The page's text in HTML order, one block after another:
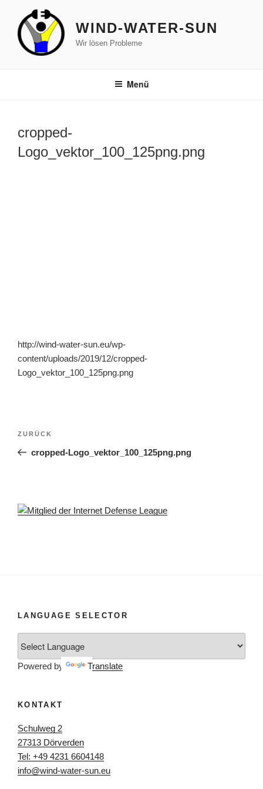
springen
WIND-WATER-SUN
Wir lösen Probleme
Menü
cropped-
Logo_vektor_100_125png.png
http://wind-water-sun.eu/wp-
content/uploads/2019/12/cropped-
Logo_vektor_100_125png.png
Beitragsnavigation
Vorheriger
Beitrag
ZURÜCK
cropped-Logo_vektor_100_125png.png
LANGUAGE SELECTOR
Powered by Translate
KONTAKT
Schulweg 2
27313 Dörverden
Tel: +49 4231 6604148
info@wind-water-sun.eu